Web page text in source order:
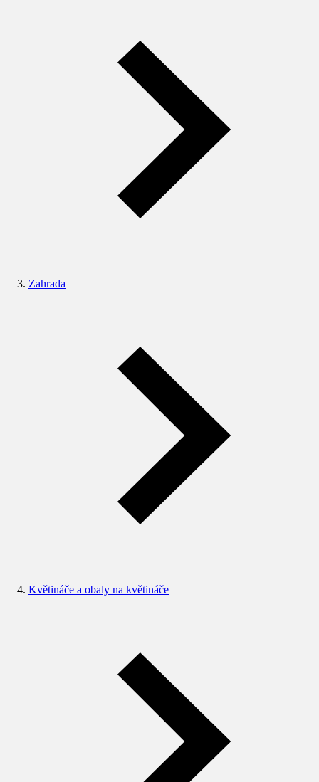
Zahrada
Květináče a obaly na květináče